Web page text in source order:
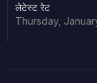
लेटेस्ट रेट
Thursday,